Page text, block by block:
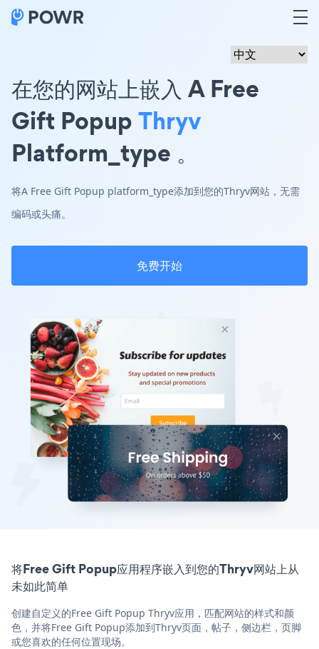
在您的网站上嵌入 A Free
Gift PopupThryv
Platform_type 。
将A Free Gift Popup platform_type添加到您的Thryv网站，无需
编码或头痛。
免费开始
将Free Gift Popup应用程序嵌入到您的Thryv网站上从
未如此简单
创建自定义的Free Gift Popup Thryv应用，匹配网站的样式和颜
色，并将Free Gift Popup添加到Thryv页面，帖子，侧边栏，页脚
或您喜欢的任何位置现场。